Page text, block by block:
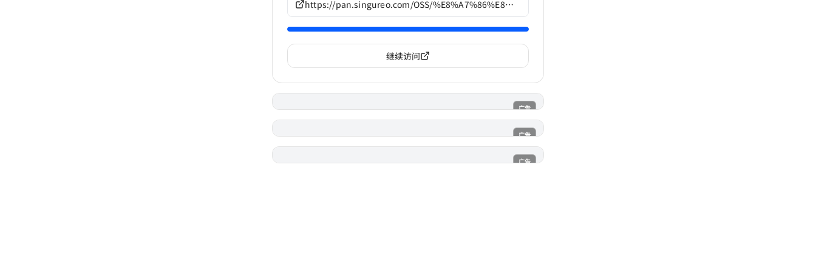
https://pan.singureo.com/OSS/%E8%A7%86%E8%A7%89%E5%B0%8F%E8%AF%B4/qureate%E4%BD%9C%E5%93%81/G1371
继续访问
广告
电子魅魔
广告
魔法喵
广告